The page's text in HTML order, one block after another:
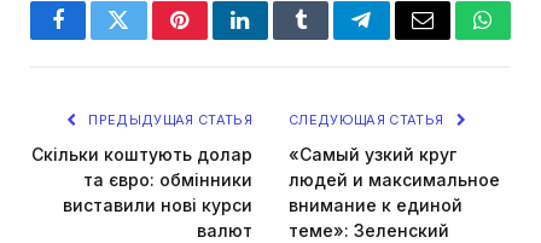
FacebookTwitterPinterestLinkedInTumblrTelegramEmail
ПРЕДЫДУЩАЯ СТАТЬЯ
Скільки коштують долар
та євро: обмінники
виставили нові курси
валют
СЛЕДУЮЩАЯ СТАТЬЯ
«Самый узкий круг
людей и максимальное
внимание к единой
теме»: Зеленский